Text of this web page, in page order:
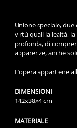
Unione speciale,
virtù quali la lealtà, la
profonda, di
apparenze, anche
L’opera appartiene
DIMENSIONI
142x38x4 cm
MATERIALE